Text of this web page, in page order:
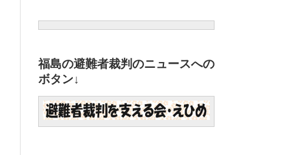
福島の避難者裁判のニュースへの
ボタン↓